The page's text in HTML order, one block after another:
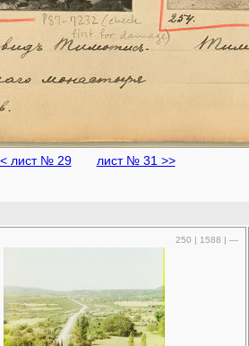
лист № 29 лист № 31 >>
250 | 1588 | —